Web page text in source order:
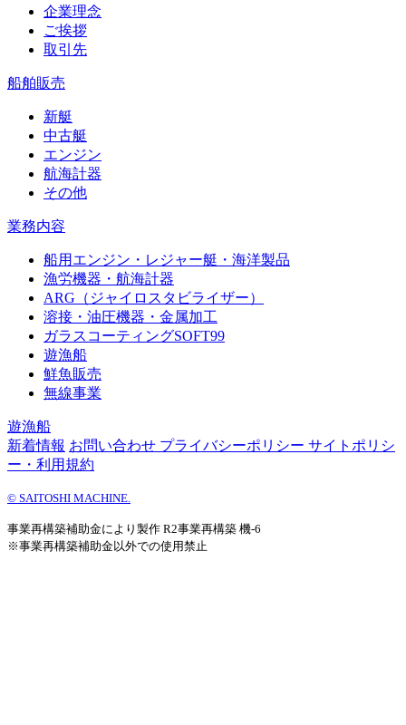
企業理念
ご挨拶
取引先
船舶販売
新艇
中古艇
エンジン
航海計器
その他
業務内容
船用エンジン・レジャー艇・海洋製品
漁労機器・航海計器
ARG（ジャイロスタビライザー）
溶接・油圧機器・金属加工
ガラスコーティングSOFT99
遊漁船
鮮魚販売
無線事業
遊漁船
新着情報 お問い合わせ プライバシーポリシー サイトポリシ
ー・利用規約
© SAITOSHI MACHINE.
事業再構築補助金により製作 R2事業再構築 機-6
※事業再構築補助金以外での使用禁止